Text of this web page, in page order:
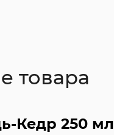
товара
Кедр 250 мл